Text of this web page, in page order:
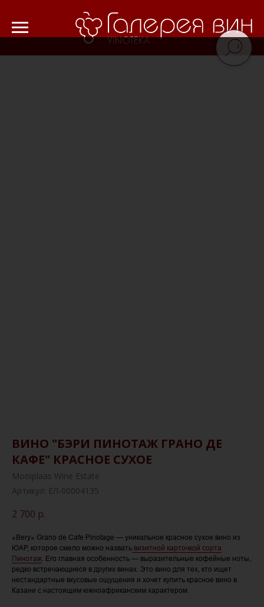
ВИНО "БЭРИ ПИНОТАЖ ГРАНО ДЕ
КАФЕ" КРАСНОЕ СУХОЕ
Mooiplaas Wine Estate
Артикул: ЕЛ-00004135
2 700 р.
«Bery» Grano de Cafe Pinotage — уникальное красное сухое вино из
ЮАР, которое смело можно назвать визитной карточкой сорта
Пинотаж. Его главная особенность — выразительные кофейные ноты,
редко встречающиеся в других винах. Это вино для тех, кто ищет
нестандартные вкусовые ощущения и хочет купить красное вино в
Казани с настоящим южноафриканским характером.